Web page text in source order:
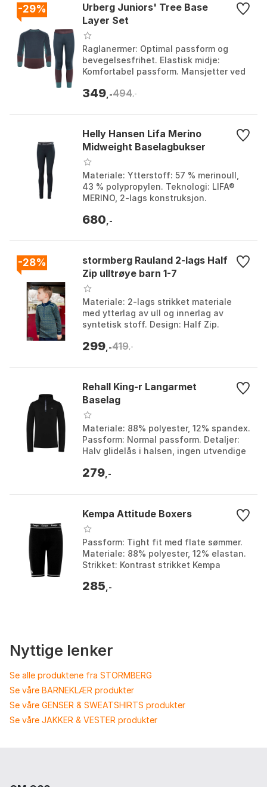
-29%
Urberg Juniors' Tree Base
Layer Set
Raglanermer: Optimal passform og
bevegelsesfrihet. Elastisk midje:
Komfortabel passform. Mansjetter ved
viskose, 7 % elasta...
349 ,-494 ,-
Helly Hansen Lifa Merino
Midweight Baselagbukser
Materiale: Ytterstoff: 57 % merinoull,
43 % polypropylen. Teknologi: LIFA®
MERINO, 2-lags konstruksjon.
merinoull, fukttra...
680 ,-
-28%
stormberg Rauland 2-lags Half
Zip ulltrøye barn 1-7
Materiale: 2-lags strikket materiale
med ytterlag av ull og innerlag av
syntetisk stoff. Design: Half Zip.
Egenskaper: Fukttransporte...
299 ,-419 ,-
Rehall King-r Langarmet
Baselag
Materiale: 88% polyester, 12% spandex.
Passform: Normal passform. Detaljer:
Halv glidelås i halsen, ingen utvendige
Maskinvaskbar på 30°...
279 ,-
Kempa Attitude Boxers
Passform: Tight fit med flate sømmer.
Materiale: 88% polyester, 12% elastan.
Strikket: Kontrast strikket Kempa
Trykt K eti...
285 ,-
Nyttige lenker
Se alle produktene fra STORMBERG
Se våre BARNEKLÆR produkter
Se våre GENSER & SWEATSHIRTS produkter
Se våre JAKKER & VESTER produkter